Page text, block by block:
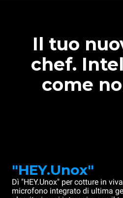
Il tuo
chef.
come
"HEY.Unox"
Dì "HEY.Unox" per cotture in
microfono integrato di ultima